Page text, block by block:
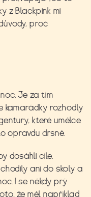
z Blackpink mi
proč
Je za tím
kamarádky rozhodly
které umělce
opravdu drsné.
dosáhli cíle.
ani do školy a
I se někdy prý
že měl například